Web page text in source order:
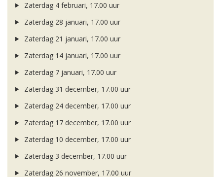
Zaterdag 4 februari, 17.00 uur
Zaterdag 28 januari, 17.00 uur
Zaterdag 21 januari, 17.00 uur
Zaterdag 14 januari, 17.00 uur
Zaterdag 7 januari, 17.00 uur
Zaterdag 31 december, 17.00 uur
Zaterdag 24 december, 17.00 uur
Zaterdag 17 december, 17.00 uur
Zaterdag 10 december, 17.00 uur
Zaterdag 3 december, 17.00 uur
Zaterdag 26 november, 17.00 uur